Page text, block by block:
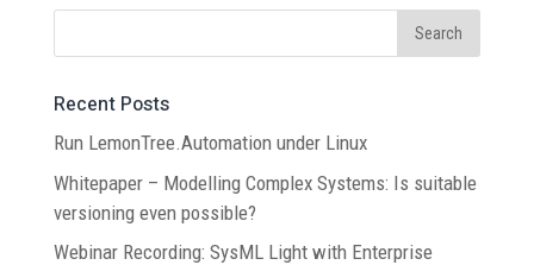
Recent Posts
Run LemonTree.Automation under Linux
Whitepaper – Modelling Complex Systems: Is suitable
versioning even possible?
Webinar Recording: SysML Light with Enterprise